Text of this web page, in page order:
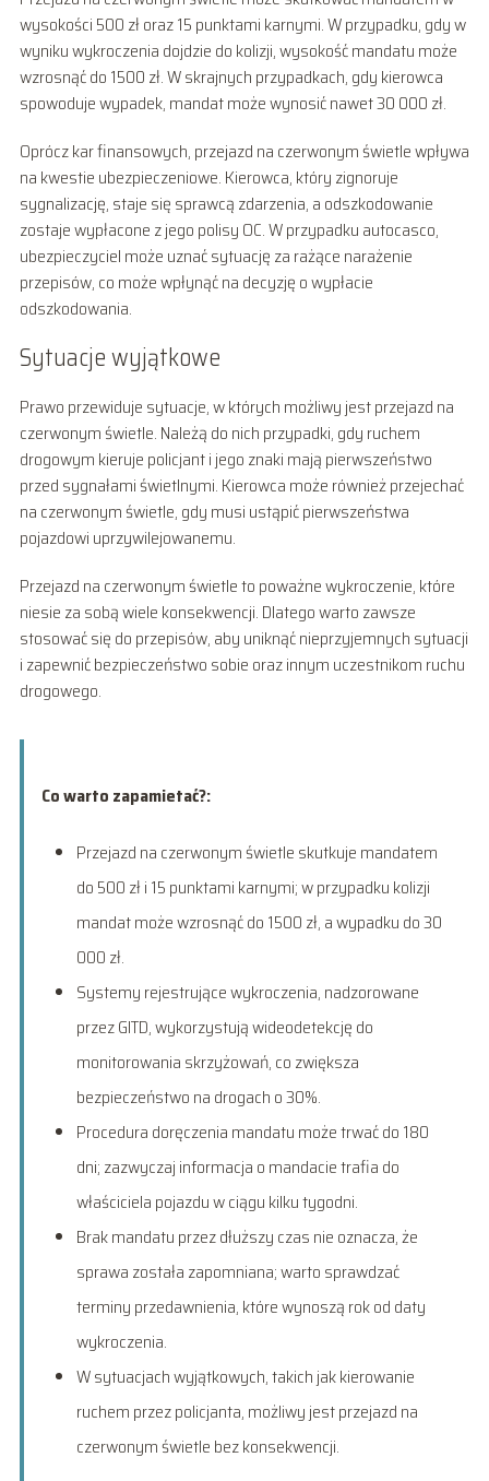
wysokości 500 zł oraz 15 punktami karnymi. W przypadku, gdy w
wyniku wykroczenia dojdzie do kolizji, wysokość mandatu może
wzrosnąć do 1500 zł. W skrajnych przypadkach, gdy kierowca
spowoduje wypadek, mandat może wynosić nawet 30 000 zł.
Oprócz kar finansowych, przejazd na czerwonym świetle wpływa
na kwestie ubezpieczeniowe. Kierowca, który zignoruje
sygnalizację, staje się sprawcą zdarzenia, a odszkodowanie
zostaje wypłacone z jego polisy OC. W przypadku autocasco,
ubezpieczyciel może uznać sytuację za rażące narażenie
przepisów, co może wpłynąć na decyzję o wypłacie
odszkodowania.
Sytuacje wyjątkowe
Prawo przewiduje sytuacje, w których możliwy jest przejazd na
czerwonym świetle. Należą do nich przypadki, gdy ruchem
drogowym kieruje policjant i jego znaki mają pierwszeństwo
przed sygnałami świetlnymi. Kierowca może również przejechać
na czerwonym świetle, gdy musi ustąpić pierwszeństwa
pojazdowi uprzywilejowanemu.
Przejazd na czerwonym świetle to poważne wykroczenie, które
niesie za sobą wiele konsekwencji. Dlatego warto zawsze
stosować się do przepisów, aby uniknąć nieprzyjemnych sytuacji
i zapewnić bezpieczeństwo sobie oraz innym uczestnikom ruchu
drogowego.
Co warto zapamietać?:
Przejazd na czerwonym świetle skutkuje mandatem
do 500 zł i 15 punktami karnymi; w przypadku kolizji
mandat może wzrosnąć do 1500 zł, a wypadku do 30
000 zł.
Systemy rejestrujące wykroczenia, nadzorowane
przez GITD, wykorzystują wideodetekcję do
monitorowania skrzyżowań, co zwiększa
bezpieczeństwo na drogach o 30%.
Procedura doręczenia mandatu może trwać do 180
dni; zazwyczaj informacja o mandacie trafia do
właściciela pojazdu w ciągu kilku tygodni.
Brak mandatu przez dłuższy czas nie oznacza, że
sprawa została zapomniana; warto sprawdzać
terminy przedawnienia, które wynoszą rok od daty
wykroczenia.
W sytuacjach wyjątkowych, takich jak kierowanie
ruchem przez policjanta, możliwy jest przejazd na
czerwonym świetle bez konsekwencji.